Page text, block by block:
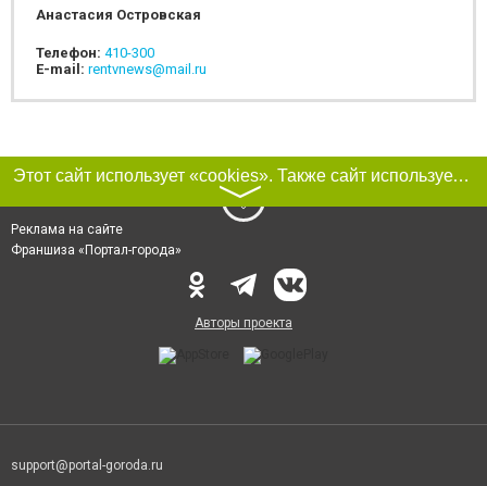
Анастасия Островская
Телефон: 410-300
E-mail: rentvnews@mail.ru
Этот сайт использует «cookies». Также сайт использует интернет-сервис для сбора технических данных касательно посетителей с целью получения маркетинговой и статистической информации. Условия обработки данных посетителей сайта см.
〉
Реклама на сайте
Франшиза «Портал-города»
Авторы проекта
support@portal-goroda.ru